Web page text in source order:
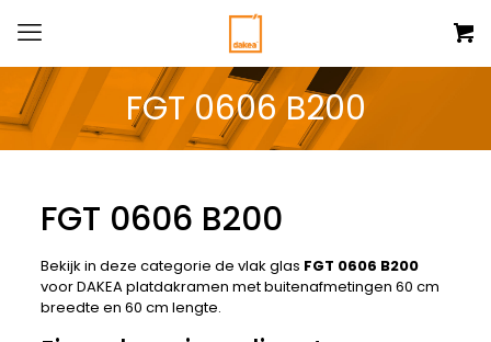
FGT 0606 B200
FGT 0606 B200
Bekijk in deze categorie de vlak glas FGT 0606 B200
voor DAKEA platdakramen met buitenafmetingen 60 cm
breedte en 60 cm lengte.